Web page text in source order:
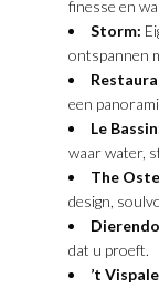
finesse en
Storm:
ontspannen
een
Le
waar water,
The
design,
dat u proeft.
’t